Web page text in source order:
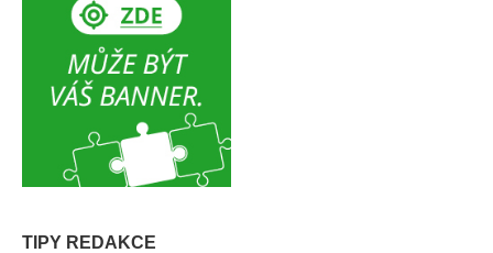
TIPY REDAKCE